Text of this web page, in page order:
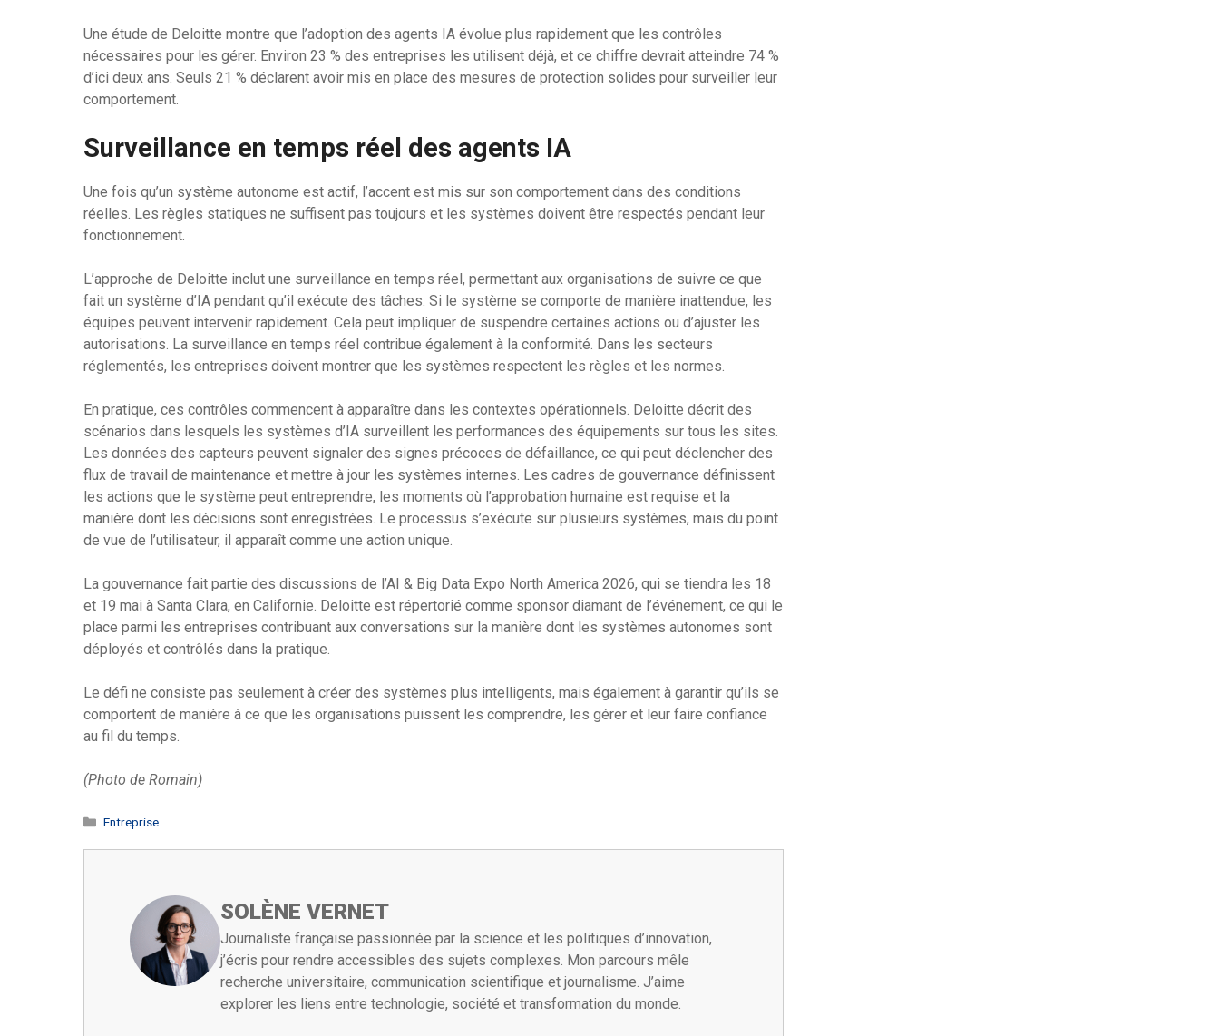
Une étude de Deloitte montre que l’adoption des agents IA évolue plus rapidement que les contrôles
nécessaires pour les gérer. Environ 23 % des entreprises les utilisent déjà, et ce chiffre devrait atteindre 74 %
d’ici deux ans. Seuls 21 % déclarent avoir mis en place des mesures de protection solides pour surveiller leur
comportement.
Surveillance en temps réel des agents IA
Une fois qu’un système autonome est actif, l’accent est mis sur son comportement dans des conditions
réelles. Les règles statiques ne suffisent pas toujours et les systèmes doivent être respectés pendant leur
fonctionnement.
L’approche de Deloitte inclut une surveillance en temps réel, permettant aux organisations de suivre ce que
fait un système d’IA pendant qu’il exécute des tâches. Si le système se comporte de manière inattendue, les
équipes peuvent intervenir rapidement. Cela peut impliquer de suspendre certaines actions ou d’ajuster les
autorisations. La surveillance en temps réel contribue également à la conformité. Dans les secteurs
réglementés, les entreprises doivent montrer que les systèmes respectent les règles et les normes.
En pratique, ces contrôles commencent à apparaître dans les contextes opérationnels. Deloitte décrit des
scénarios dans lesquels les systèmes d’IA surveillent les performances des équipements sur tous les sites.
Les données des capteurs peuvent signaler des signes précoces de défaillance, ce qui peut déclencher des
flux de travail de maintenance et mettre à jour les systèmes internes. Les cadres de gouvernance définissent
les actions que le système peut entreprendre, les moments où l’approbation humaine est requise et la
manière dont les décisions sont enregistrées. Le processus s’exécute sur plusieurs systèmes, mais du point
de vue de l’utilisateur, il apparaît comme une action unique.
La gouvernance fait partie des discussions de l’AI & Big Data Expo North America 2026, qui se tiendra les 18
et 19 mai à Santa Clara, en Californie. Deloitte est répertorié comme sponsor diamant de l’événement, ce qui le
place parmi les entreprises contribuant aux conversations sur la manière dont les systèmes autonomes sont
déployés et contrôlés dans la pratique.
Le défi ne consiste pas seulement à créer des systèmes plus intelligents, mais également à garantir qu’ils se
comportent de manière à ce que les organisations puissent les comprendre, les gérer et leur faire confiance
au fil du temps.
(Photo de Romain)
Catégories
Entreprise
SOLÈNE VERNET
Journaliste française passionnée par la science et les politiques d’innovation,
j’écris pour rendre accessibles des sujets complexes. Mon parcours mêle
recherche universitaire, communication scientifique et journalisme. J’aime
explorer les liens entre technologie, société et transformation du monde.